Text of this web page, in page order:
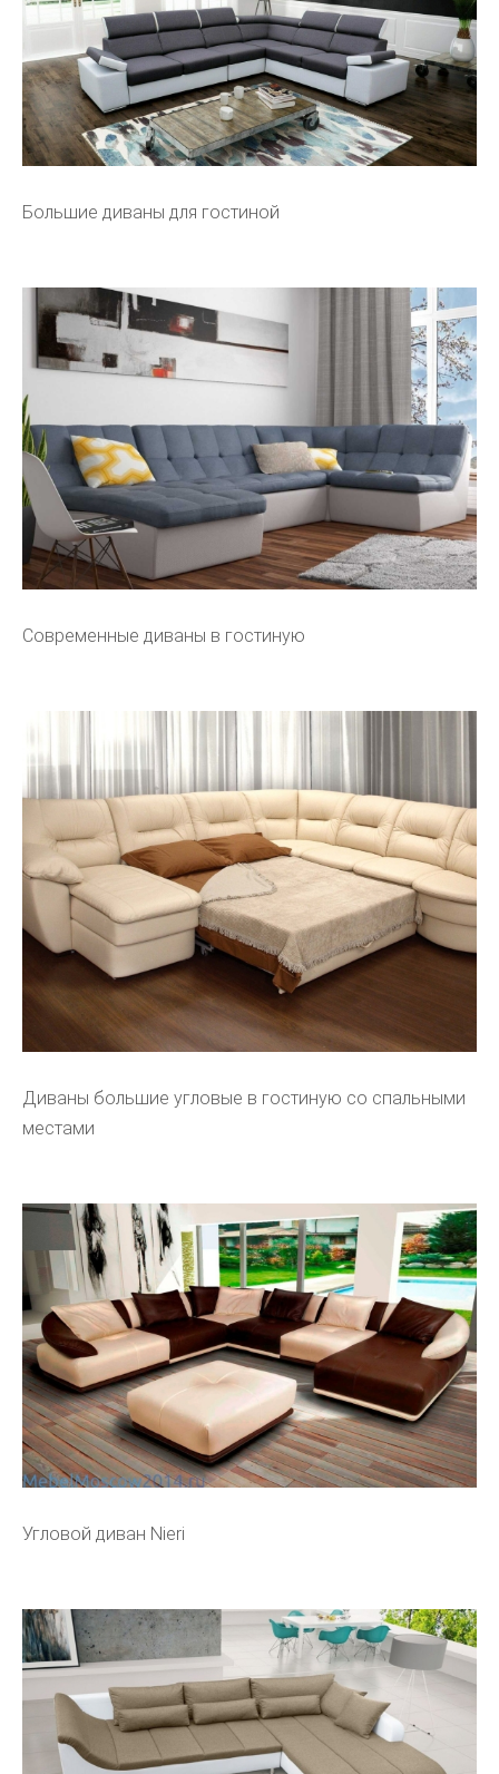
Большие диваны для гостиной
Современные диваны в гостиную
Диваны большие угловые в гостиную со спальными
местами
Угловой диван Nieri